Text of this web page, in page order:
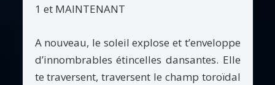
1 et MAINTENANT
A nouveau, le soleil explose et t’enveloppe
d’innombrables étincelles dansantes. Elle
te traversent, traversent le champ toroïdal